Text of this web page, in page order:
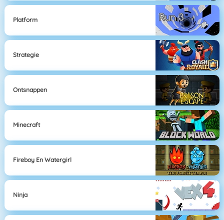
Platform
Strategie
Ontsnappen
Minecraft
Fireboy En Watergirl
Ninja